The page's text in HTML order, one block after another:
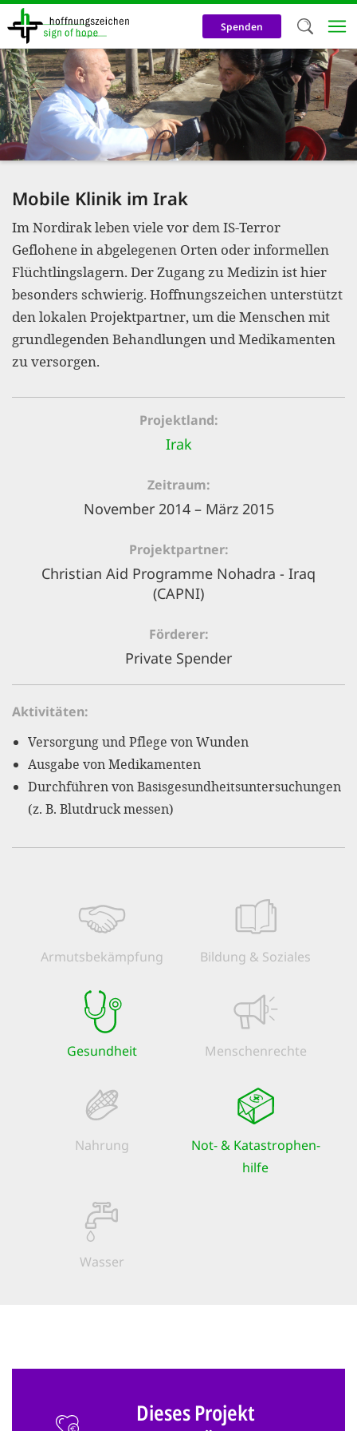
Direkt
zum
Inhalt
Spenden
Mobile Klinik im Irak
Im Nordirak leben viele vor dem IS-Terror
Geflohene in abgelegenen Orten oder informellen
Flüchtlingslagern. Der Zugang zu Medizin ist hier
besonders schwierig. Hoffnungszeichen unterstützt
den lokalen Projektpartner, um die Menschen mit
grundlegenden Behandlungen und Medikamenten
zu versorgen.
Projektland
Irak
Zeitraum
November 2014 – März 2015
Projektpartner
Christian Aid Programme Nohadra - Iraq
(CAPNI)
Förderer
Private Spender
Aktivitäten
Versorgung und Pflege von Wunden
Ausgabe von Medikamenten
Durchführen von Basisgesundheitsuntersuchungen
(z. B. Blutdruck messen)
Armuts­bekämpfung Bildung & Soziales
Gesundheit Menschen­rechte
Nahrung
Not- & Kata­strophen­
hilfe
Wasser
Dieses Projekt
Herzlich
Wir
auf
Neben
helfen
Online-
Impressum